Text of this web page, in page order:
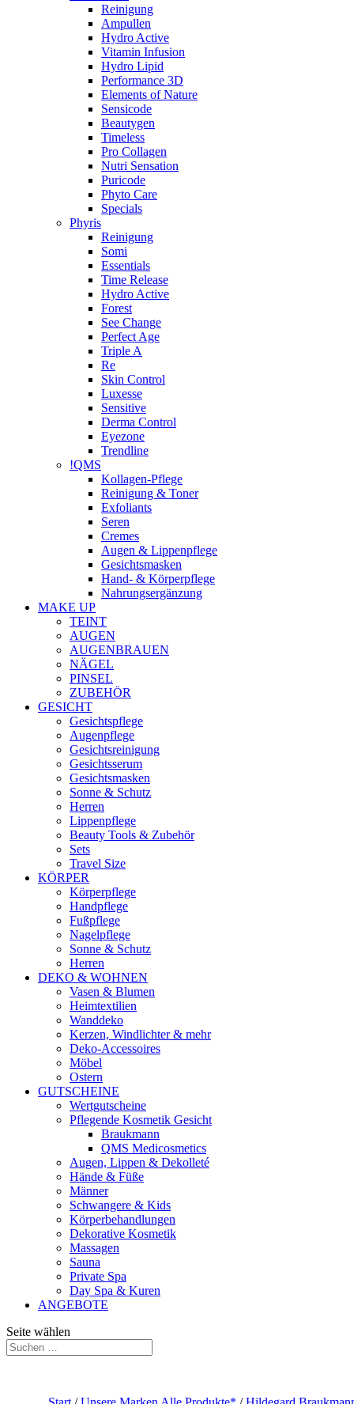
Reinigung
Ampullen
Hydro Active
Vitamin Infusion
Hydro Lipid
Performance 3D
Elements of Nature
Sensicode
Beautygen
Timeless
Pro Collagen
Nutri Sensation
Puricode
Phyto Care
Specials
Phyris
Reinigung
Somi
Essentials
Time Release
Hydro Active
Forest
See Change
Perfect Age
Triple A
Re
Skin Control
Luxesse
Sensitive
Derma Control
Eyezone
Trendline
!QMS
Kollagen-Pflege
Reinigung & Toner
Exfoliants
Seren
Cremes
Augen & Lippenpflege
Gesichtsmasken
Hand- & Körperpflege
Nahrungsergänzung
MAKE UP
TEINT
AUGEN
AUGENBRAUEN
NÄGEL
PINSEL
ZUBEHÖR
GESICHT
Gesichtspflege
Augenpflege
Gesichtsreinigung
Gesichtsserum
Gesichtsmasken
Sonne & Schutz
Herren
Lippenpflege
Beauty Tools & Zubehör
Sets
Travel Size
KÖRPER
Körperpflege
Handpflege
Fußpflege
Nagelpflege
Sonne & Schutz
Herren
DEKO & WOHNEN
Vasen & Blumen
Heimtextilien
Wanddeko
Kerzen, Windlichter & mehr
Deko-Accessoires
Möbel
Ostern
GUTSCHEINE
Wertgutscheine
Pflegende Kosmetik Gesicht
Braukmann
QMS Medicosmetics
Augen, Lippen & Dekolleté
Hände & Füße
Männer
Schwangere & Kids
Körperbehandlungen
Dekorative Kosmetik
Massagen
Sauna
Private Spa
Day Spa & Kuren
ANGEBOTE
Seite wählen